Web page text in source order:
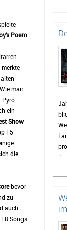
Poem
man
Pyro
ein
Show
15
die
bevor
zu
auch
Songs